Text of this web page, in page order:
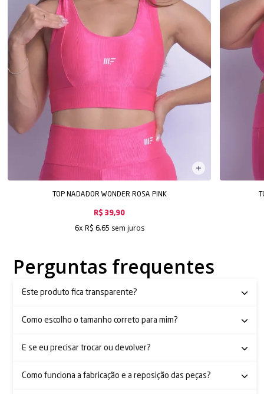
TOP NADADOR WONDER ROSA PINK
R$ 39,90
6x R$ 6,65 sem juros
Perguntas frequentes
Este produto fica transparente?
Como escolho o tamanho correto para mim?
E se eu precisar trocar ou devolver?
Como funciona a fabricação e a reposição das peças?